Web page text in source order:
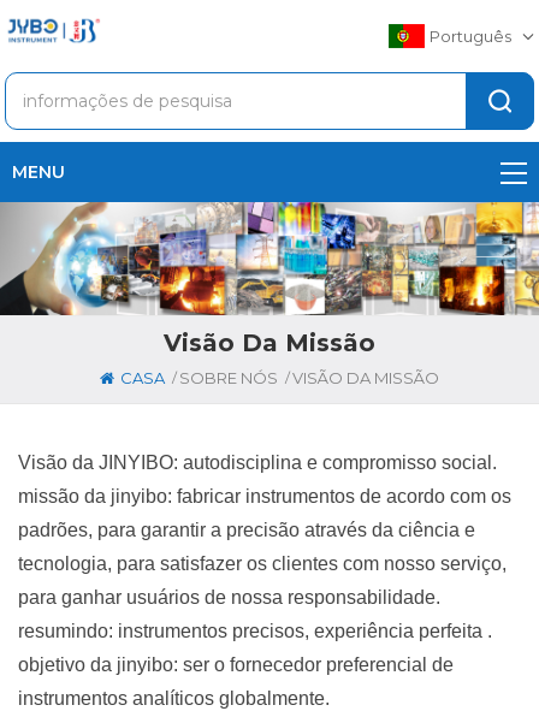
Português
MENU
Visão Da Missão
CASA / SOBRE NÓS /VISÃO DA MISSÃO
Visão da JINYIBO: autodisciplina e compromisso social.
missão da jinyibo: fabricar instrumentos de acordo com os
padrões, para garantir a precisão através da ciência e
tecnologia, para satisfazer os clientes com nosso serviço,
para ganhar usuários de nossa responsabilidade.
resumindo: instrumentos precisos, experiência perfeita .
objetivo da jinyibo: ser o fornecedor preferencial de
instrumentos analíticos globalmente.